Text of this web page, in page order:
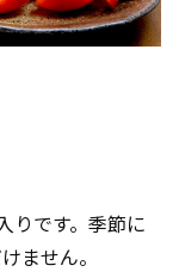
りです。季節に
ません。